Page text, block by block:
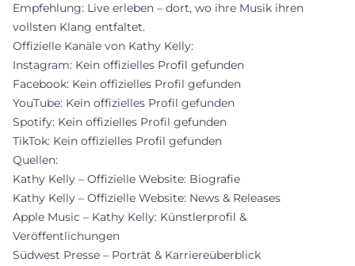
Empfehlung: Live erleben – dort, wo ihre Musik ihren
vollsten Klang entfaltet.
Offizielle Kanäle von Kathy Kelly:
Instagram: Kein offizielles Profil gefunden
Facebook: Kein offizielles Profil gefunden
YouTube: Kein offizielles Profil gefunden
Spotify: Kein offizielles Profil gefunden
TikTok: Kein offizielles Profil gefunden
Quellen:
Kathy Kelly – Offizielle Website: Biografie
Kathy Kelly – Offizielle Website: News & Releases
Apple Music – Kathy Kelly: Künstlerprofil &
Veröffentlichungen
Südwest Presse – Porträt & Karriereüberblick